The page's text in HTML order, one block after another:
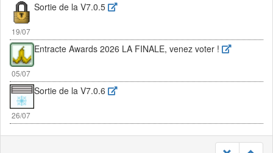
19/07
Sortie de la V7.0.5
05/07
Entracte Awards 2026 LA FINALE, venez voter !
26/07
Sortie de la V7.0.6